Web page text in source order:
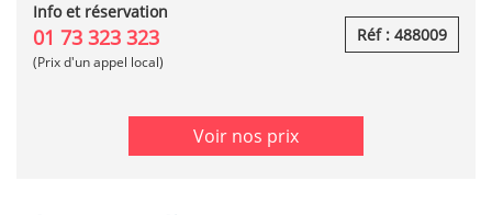
Info et réservation
01 73 323 323
(Prix d'un appel local)
Réf : 488009
Voir nos prix